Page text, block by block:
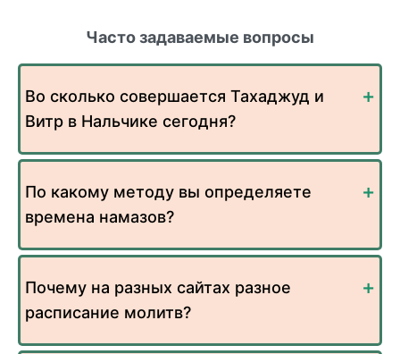
Часто задаваемые вопросы
Во сколько совершается Тахаджуд и
Витр в Нальчике сегодня?
По какому методу вы определяете
времена намазов?
Почему на разных сайтах разное
расписание молитв?